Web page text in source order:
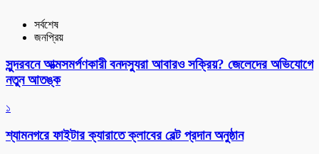
সর্বশেষ
জনপ্রিয়
সুন্দরবনে আত্মসমর্পণকারী বনদস্যুরা আবারও সক্রিয়? জেলেদের অভিযোগে
নতুন আতঙ্ক
১
শ্যামনগরে ফাইটার ক্যারাতে ক্লাবের বেল্ট প্রদান অনুষ্ঠান